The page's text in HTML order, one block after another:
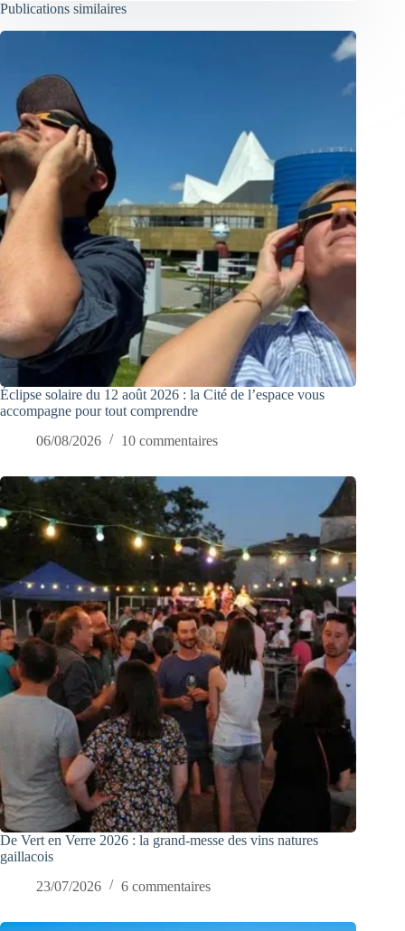
Publications similaires
Éclipse solaire du 12 août 2026 : la Cité de l’espace vous
accompagne pour tout comprendre
06/08/2026
10 commentaires
De Vert en Verre 2026 : la grand-messe des vins natures
gaillacois
23/07/2026
6 commentaires